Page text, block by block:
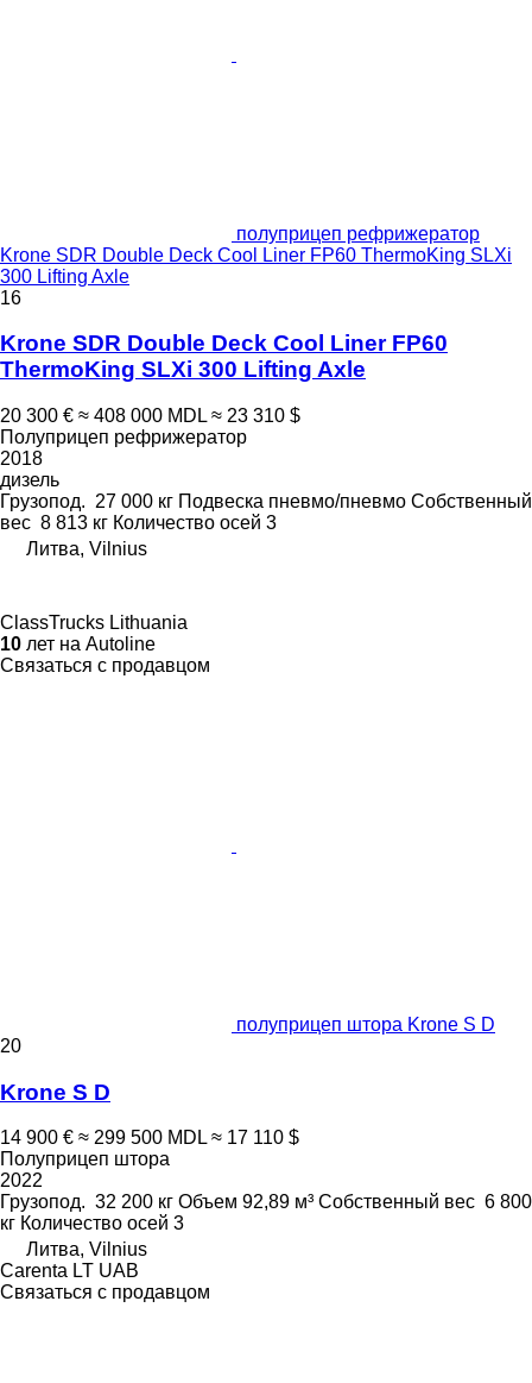
полуприцеп рефрижератор
Krone SDR Double Deck Cool Liner FP60 ThermoKing SLXi
300 Lifting Axle
16
Krone SDR Double Deck Cool Liner FP60
ThermoKing SLXi 300 Lifting Axle
20 300 € ≈ 408 000 MDL ≈ 23 310 $
Полуприцеп рефрижератор
2018
дизель
Грузопод. 27 000 кг Подвеска пневмо/пневмо Собственный
вес 8 813 кг Количество осей 3
Литва, Vilnius
ClassTrucks Lithuania
10 лет на Autoline
Связаться с продавцом
полуприцеп штора Krone S D
20
Krone S D
14 900 € ≈ 299 500 MDL ≈ 17 110 $
Полуприцеп штора
2022
Грузопод. 32 200 кг Объем 92,89 м³ Собственный вес 6 800
кг Количество осей 3
Литва, Vilnius
Carenta LT UAB
Связаться с продавцом